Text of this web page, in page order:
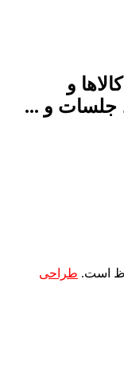
کالاها و
جلسات و ...
است. طراحی